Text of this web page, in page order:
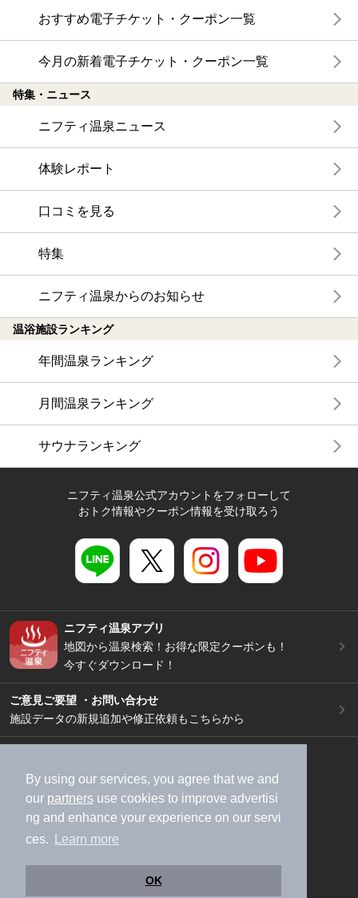
By using our services, you agree that we and
our partners use cookies to improve advertisi
ng and enhance your experience on our servi
ces.
Learn more
OK
おすすめ電子チケット・クーポン一覧
今月の新着電子チケット・クーポン一覧
特集・ニュース
ニフティ温泉ニュース
体験レポート
口コミを見る
特集
ニフティ温泉からのお知らせ
温浴施設ランキング
年間温泉ランキング
月間温泉ランキング
サウナランキング
ニフティ温泉公式アカウントをフォローして
おトク情報やクーポン情報を受け取ろう
ニフティ温泉アプリ
地図から温泉検索！お得な限定クーポンも！
今すぐダウンロード！
ご意見ご要望 ・お問い合わせ
施設データの新規追加や修正依頼もこちらから
加盟店募集（資料請求）
広告出稿のご案内
利用規約
ライフスタイルMEMBERS+規約
特定商取引法に基づく表記
ヘルプ
採用情報
運営会社